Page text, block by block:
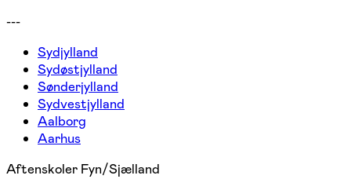
---
Sydjylland
Sydøstjylland
Sønderjylland
Sydvestjylland
Aalborg
Aarhus
Aftenskoler Fyn/Sjælland